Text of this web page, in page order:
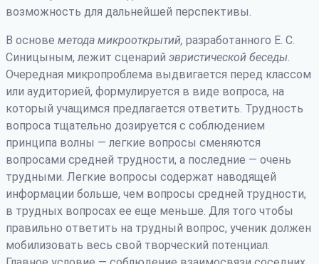
возможность для дальнейшей перспективы.
В основе метода микрооткрытий, разработанного Е. С.
Синицыным, лежит сценарий эвристической беседы.
Очередная микропроблема выдвигается перед классом
или аудиторией, формулируется в виде вопроса, на
который учащимся предлагается ответить. Трудность
вопроса тщательно дозируется с соблюдением
принципа волны — легкие вопросы сменяются
вопросами средней трудности, а последние — очень
трудными. Легкие вопросы содержат наводящей
информации больше, чем вопросы средней трудности,
в трудных вопросах ее еще меньше. Для того чтобы
правильно ответить на трудный вопрос, ученик должен
мобилизовать весь свой творческий потенциал.